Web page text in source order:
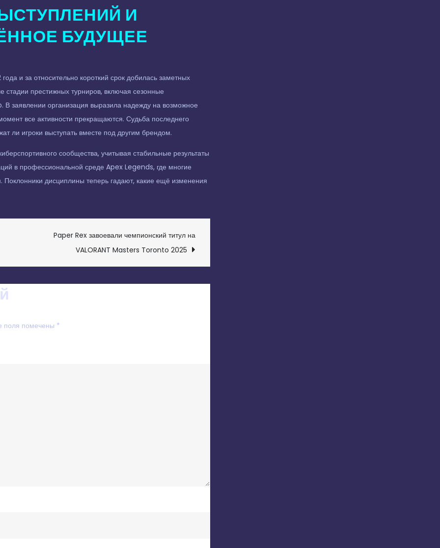
И
БУДУЩЕЕ
и за относительно короткий срок добилась заметных
престижных турниров, включая сезонные
заявлении организация выразила надежду на возможное
все активности прекращаются. Судьба последнего
ли игроки выступать вместе под другим брендом.
сообщества, учитывая стабильные результаты
в профессиональной среде Apex Legends, где многие
Поклонники дисциплины теперь гадают, какие ещё изменения
Paper Rex завоевали чемпионский титул на
VALORANT Masters Toronto 2025
поля помечены *